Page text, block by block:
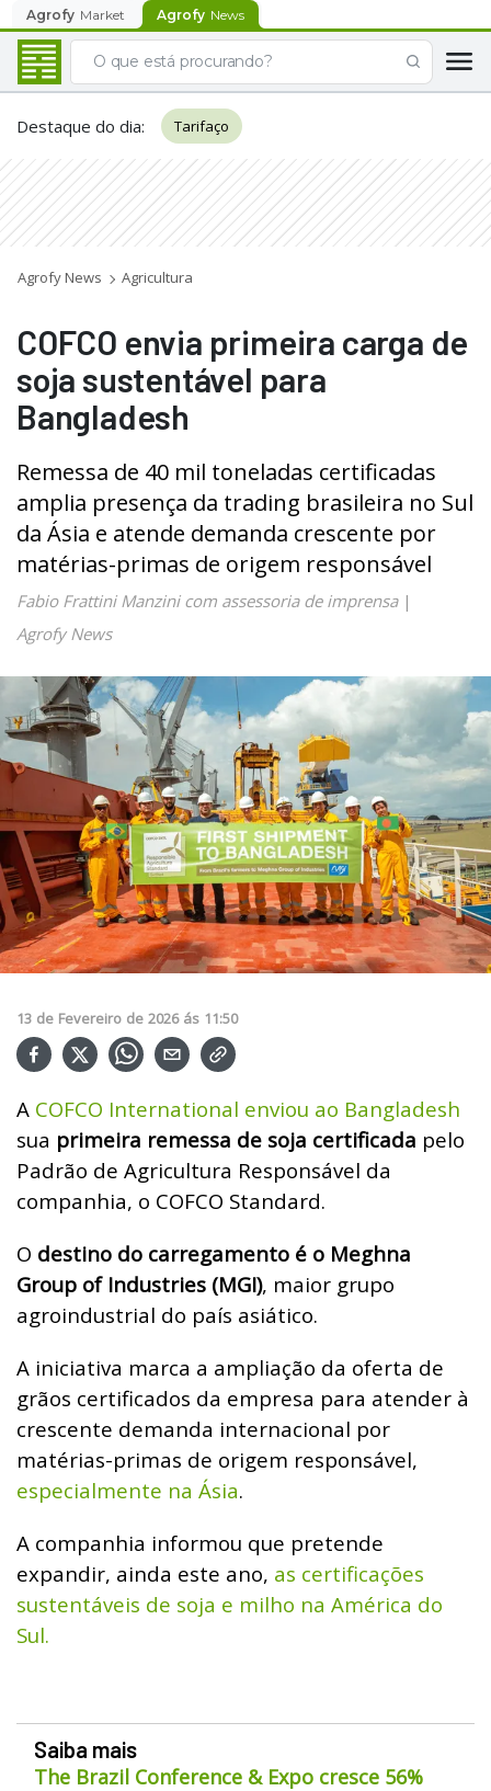
Agrofy Market Agrofy News
Destaque do dia: Tarifaço
Agrofy News Agricultura
COFCO envia primeira carga de
soja sustentável para
Bangladesh
Remessa de 40 mil toneladas certificadas
amplia presença da trading brasileira no Sul
da Ásia e atende demanda crescente por
matérias-primas de origem responsável
Fabio Frattini Manzini com assessoria de imprensa|
Agrofy News
13 de Fevereiro de 2026 ás 11:50
A COFCO International enviou ao Bangladesh
sua primeira remessa de soja certificada pelo
Padrão de Agricultura Responsável da
companhia, o COFCO Standard.
O destino do carregamento é o Meghna
Group of Industries (MGI), maior grupo
agroindustrial do país asiático.
A iniciativa marca a ampliação da oferta de
grãos certificados da empresa para atender à
crescente demanda internacional por
matérias-primas de origem responsável,
especialmente na Ásia.
A companhia informou que pretende
expandir, ainda este ano, as certificações
sustentáveis de soja e milho na América do
Sul.
Saiba mais
The Brazil Conference & Expo cresce 56%